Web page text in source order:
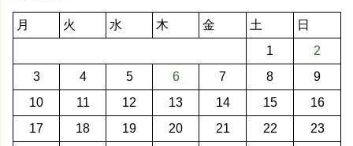
月 火 水 木 金 土
日
1
2
3
4 5 6 7 8
9
10
11 12 13 14 15
16
17
18 19 20 21 22
23